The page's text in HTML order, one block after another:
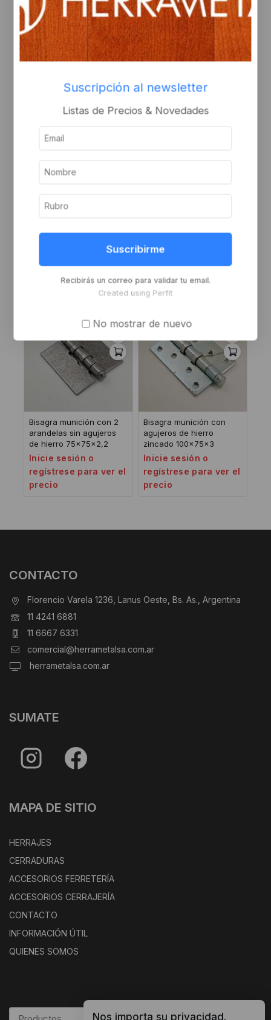
Bisagra munición de
hierro zincado amarillo
de 2 arandelas
100x88x2.2
Inicie sesión o
Bisagra munición de
hierro zincado de 2
arandelas 100x100x2.2
Inicie sesión o
regístrese para ver el
arandelas de acero
inoxidable 100x75x3
agujeros de hierro
zincado 100x100x3
precio
Bisagra munición con 2
arandelas sin agujeros
de hierro 75x75x2,2
Inicie sesión o
regístrese para ver el
precio
Bisagra munición con
agujeros de hierro
zincado 100x75x3
Inicie sesión o
regístrese para ver el
precio
CONTACTO
Florencio Varela 1236, Lanus Oeste, Bs. As., Argentina
11 4241 6881
11 6667 6331
comercial@herrametalsa.com.ar
herrametalsa.com.ar
SUMATE
MAPA DE SITIO
HERRAJES
CERRADURAS
ACCESORIOS FERRETERÍA
ACCESORIOS CERRAJERÍA
CONTACTO
INFORMACIÓN ÚTIL
QUIENES SOMOS
Suscripción al newsletter
Listas de Precios & Novedades
Suscribirme
Recibirás un correo para validar tu email.
Created using Perfit
No mostrar de nuevo
Nos importa su privacidad.